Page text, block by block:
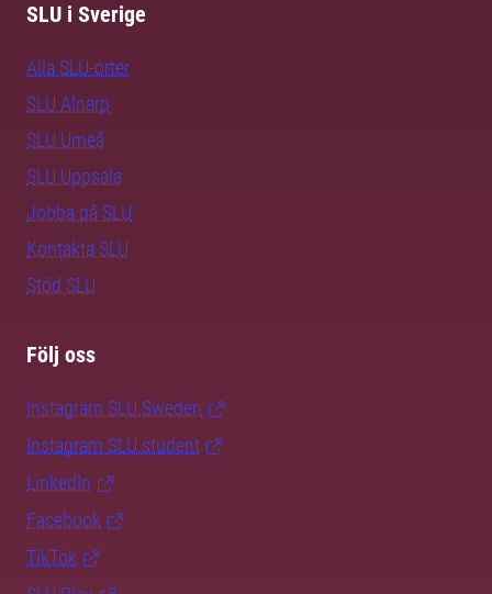
SLU i Sverige
Alla SLU-orter
SLU Alnarp
SLU Umeå
SLU Uppsala
Jobba på SLU
Kontakta SLU
Stöd SLU
Följ oss
Instagram SLU.Sweden
Instagram SLU.student
LinkedIn
Facebook
TikTok